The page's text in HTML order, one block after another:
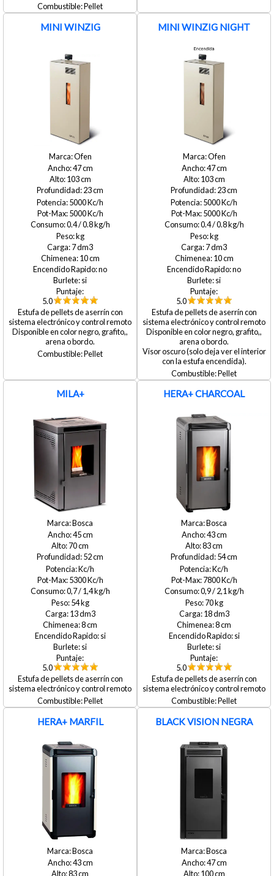
Pellet
MINI WINZIG
Ofen
47
103
23
5000
5000
0.4 / 0.8
7
10
no
si
5.0
Estufa de pellets de aserrín con
sistema electrónico y control remoto
Disponible en color negro, grafito,,
arena o bordo.
Pellet
MINI WINZIG NIGHT
Ofen
47
103
23
5000
5000
0.4 / 0.8
7
10
no
si
5.0
Estufa de pellets de aserrín con
sistema electrónico y control remoto
Disponible en color negro, grafito,,
arena o bordo.
Visor oscuro (solo deja ver el interior
con la estufa encendida).
Pellet
MILA+
Bosca
45
70
52
5300
0,7 / 1,4
54
13
8
si
si
5.0
Estufa de pellets de aserrín con
sistema electrónico y control remoto
Pellet
HERA+ CHARCOAL
Bosca
43
83
54
7800
0,9 / 2,1
70
18
8
si
si
5.0
Estufa de pellets de aserrín con
sistema electrónico y control remoto
Pellet
HERA+ MARFIL
Bosca
43
83
BLACK VISION NEGRA
Bosca
47
100